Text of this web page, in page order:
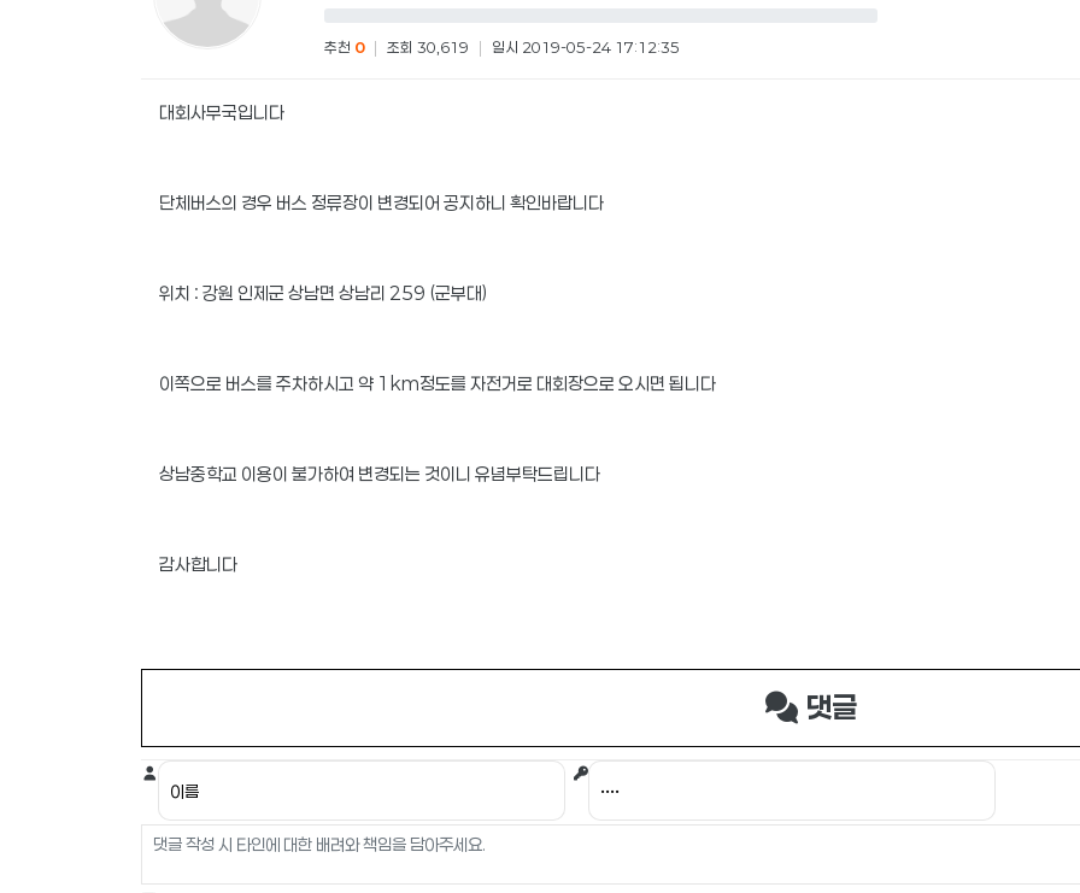
추천 0 조회 30,619 일시 2019-05-24 17:12:35
대회사무국입니다
단체버스의 경우 버스 정류장이 변경되어 공지하니 확인바랍니다
위치 : 강원 인제군 상남면 상남리 259 (군부대)
이쪽으로 버스를 주차하시고 약 1km정도를 자전거로 대회장으로 오시면 됩니다
상남중학교 이용이 불가하여 변경되는 것이니 유념부탁드립니다
감사합니다
댓글